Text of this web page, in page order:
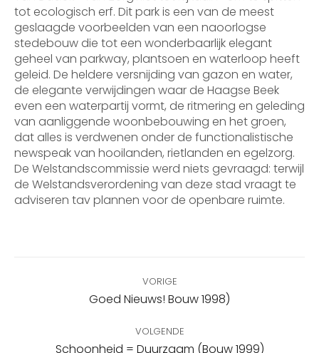
tot ecologisch erf. Dit park is een van de meest
geslaagde voorbeelden van een naoorlogse
stedebouw die tot een wonderbaarlijk elegant
geheel van parkway, plantsoen en waterloop heeft
geleid. De heldere versnijding van gazon en water,
de elegante verwijdingen waar de Haagse Beek
even een waterpartij vormt, de ritmering en geleding
van aanliggende woonbebouwing en het groen,
dat alles is verdwenen onder de functionalistische
newspeak van hooilanden, rietlanden en egelzorg.
De Welstandscommissie werd niets gevraagd: terwijl
de Welstandsverordening van deze stad vraagt te
adviseren tav plannen voor de openbare ruimte.
navigatie
VORIGE
Vorig
Goed Nieuws! Bouw 1998)
VOLGENDE
Volgend
Schoonheid = Duurzaam (Bouw 1999)